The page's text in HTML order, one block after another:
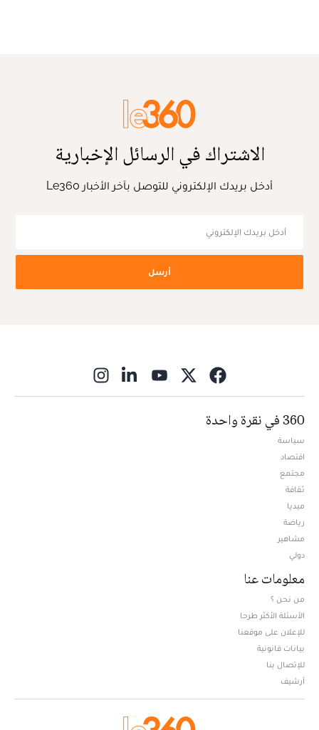
الاشتراك في الرسائل الإخبارية
أدخل بريدك الإلكتروني للتوصل بآخر الأخبار Le360
أرسل
360 في نقرة واحدة
سياسة
اقتصاد
مجتمع
ثقافة
ميديا
رياضة
مشاهير
دولي
معلومات عنا
من نحن ؟
الأسئلة الأكثر طرحا
للإعلان على موقعنا
بيانات قانونية
للإتصال بنا
أرشيف